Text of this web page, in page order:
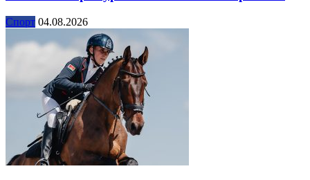
Спорт 04.08.2026